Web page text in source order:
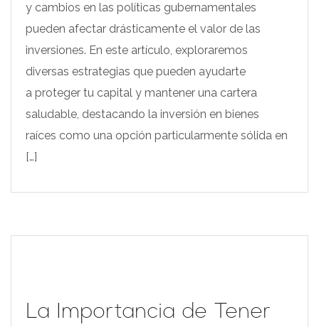
y cambios en las políticas gubernamentales
pueden afectar drásticamente el valor de las
inversiones. En este artículo, exploraremos
diversas estrategias que pueden ayudarte
a proteger tu capital y mantener una cartera
saludable, destacando la inversión en bienes
raíces como una opción particularmente sólida en
[…]
La Importancia de Tener